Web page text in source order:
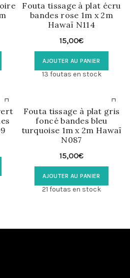
Fouta tissage à plat écru
bandes rose 1m x 2m
Hawaï N114
15,00€
AJOUTER AU PANIER
13 foutas en stock
Fouta tissage à plat gris
foncé bandes bleu
turquoise 1m x 2m Hawaï
N087
15,00€
AJOUTER AU PANIER
21 foutas en stock